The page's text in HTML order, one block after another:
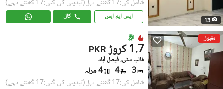
13
شامل کی:17 گھنٹے پہل (تبدیلی کی گئی:17 گھنٹے پہلے)
ایس ایم ایس کال
مقبول
PKR 1.7 کروڑ
غالب سٹی, فیصل آباد
3
4 4 مرلہ
شامل کی:17 گھنٹے پہل (تبدیلی کی گئی:17 گھنٹے پہلے)